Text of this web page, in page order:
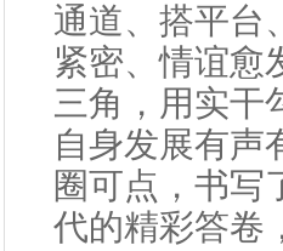
通道、搭平台
紧密、情谊愈
三角，用实干
自身发展有声
圈可点，书写
代的精彩答卷